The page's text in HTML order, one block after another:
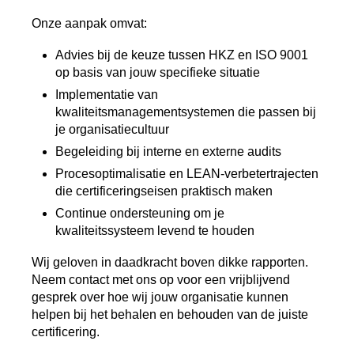
Onze aanpak omvat:
Advies bij de keuze tussen HKZ en ISO 9001
op basis van jouw specifieke situatie
Implementatie van
kwaliteitsmanagementsystemen die passen bij
je organisatiecultuur
Begeleiding bij interne en externe audits
Procesoptimalisatie en LEAN-verbetertrajecten
die certificeringseisen praktisch maken
Continue ondersteuning om je
kwaliteitssysteem levend te houden
Wij geloven in daadkracht boven dikke rapporten.
Neem contact met ons op voor een vrijblijvend
gesprek over hoe wij jouw organisatie kunnen
helpen bij het behalen en behouden van de juiste
certificering.